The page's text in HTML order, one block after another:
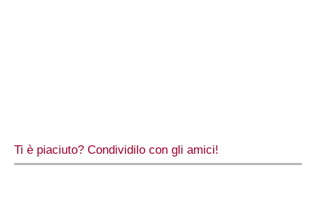
Ti è piaciuto? Condividilo con gli amici!